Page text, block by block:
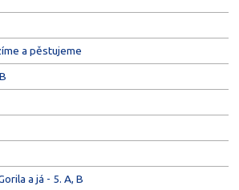
a pěstujeme
a já - 5. A, B